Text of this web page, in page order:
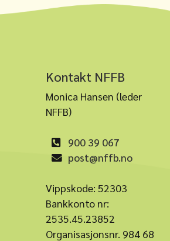
Kontakt NFFB
Monica Hansen (leder
NFFB)
900 39 067
post@nffb.no
Vippskode: 52303
Bankkonto nr:
2535.45.23852
Organisasjonsnr. 984 68